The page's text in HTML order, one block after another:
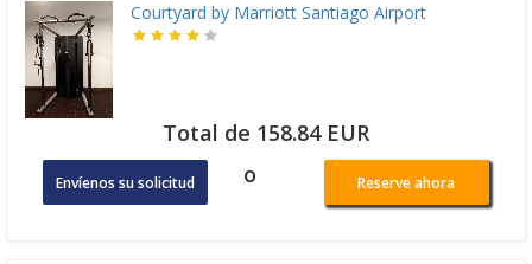
Courtyard by Marriott Santiago Airport
Total de 158.84 EUR
Envíenos su solicitud o Reserve ahora